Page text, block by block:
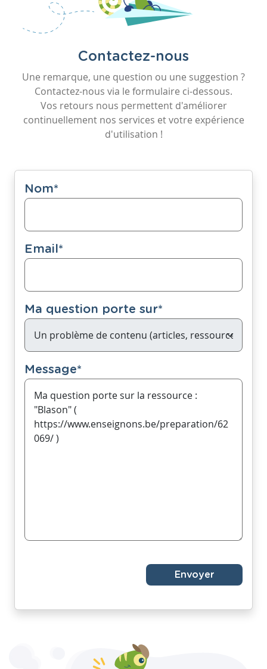
Contactez-nous
Une remarque, une question ou une suggestion ?
Contactez-nous via le formulaire ci-dessous.
Vos retours nous permettent d'améliorer
continuellement nos services et votre expérience
d'utilisation !
Nom*
Email*
Ma question porte sur*
Message*
Envoyer